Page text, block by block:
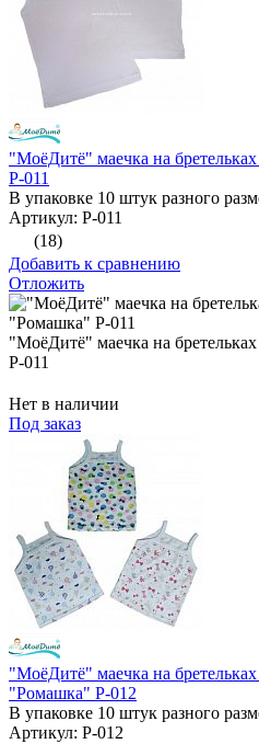
"МоёДитё" маечка на
Р-011
В упаковке 10 штук разного
Артикул: Р-011
(18)
Добавить к сравнению
Отложить
"МоёДитё" маечка на
Р-011
Нет в наличии
Под заказ
"МоёДитё" маечка на
"Ромашка" Р-012
В упаковке 10 штук разного
Артикул: Р-012